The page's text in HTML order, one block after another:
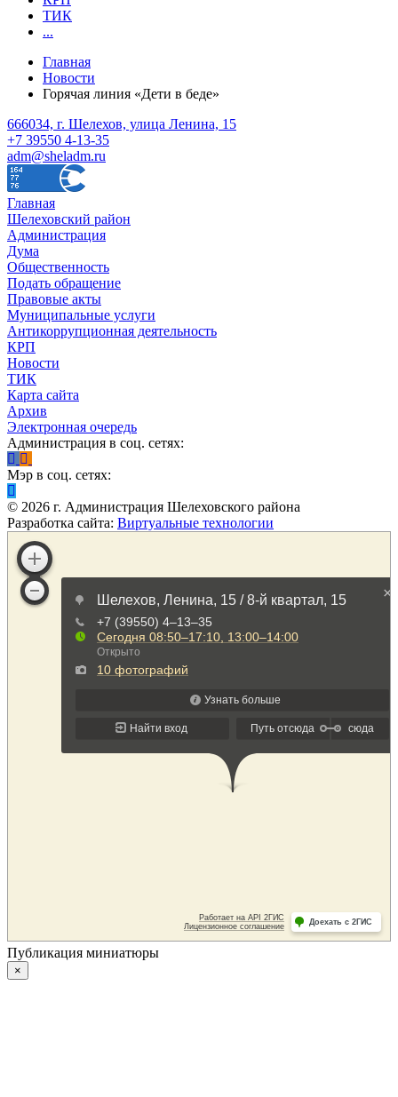
ТИК
...
Главная
Новости
Горячая линия «Дети в беде»
666034, г. Шелехов, улица Ленина, 15
+7 39550 4-13-35
adm@sheladm.ru
Главная
Шелеховский район
Администрация
Дума
Общественность
Подать обращение
Правовые акты
Муниципальные услуги
Антикоррупционная деятельность
КРП
Новости
ТИК
Карта сайта
Архив
Электронная очередь
Администрация в соц. сетях:
Мэр в соц. сетях:
© 2026 г. Администрация Шелеховского района
Разработка сайта: Виртуальные технологии
Публикация миниатюры
×